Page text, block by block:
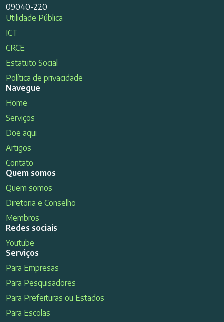
09040-220
Utilidade Pública
ICT
CRCE
Estatuto Social
Política de privacidade
Navegue
Home
Serviços
Doe aqui
Artigos
Contato
Quem somos
Quem somos
Diretoria e Conselho
Membros
Redes sociais
Youtube
Serviços
Para Empresas
Para Pesquisadores
Para Prefeituras ou Estados
Para Escolas